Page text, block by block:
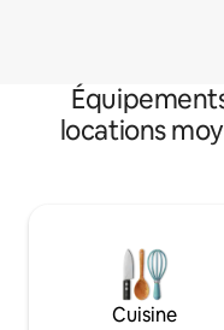
locations
Cuisine